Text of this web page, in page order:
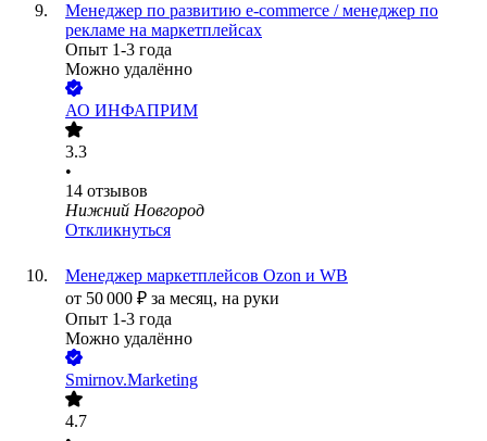
Менеджер по развитию e-commerce / менеджер по
рекламе на маркетплейсах
Опыт 1-3 года
Можно удалённо
АО ИНФАПРИМ
3.3
•
14 отзывов
Нижний Новгород
Откликнуться
Менеджер маркетплейсов Ozon и WB
от 50 000 ₽ за месяц, на руки
Опыт 1-3 года
Можно удалённо
Smirnov.Marketing
4.7